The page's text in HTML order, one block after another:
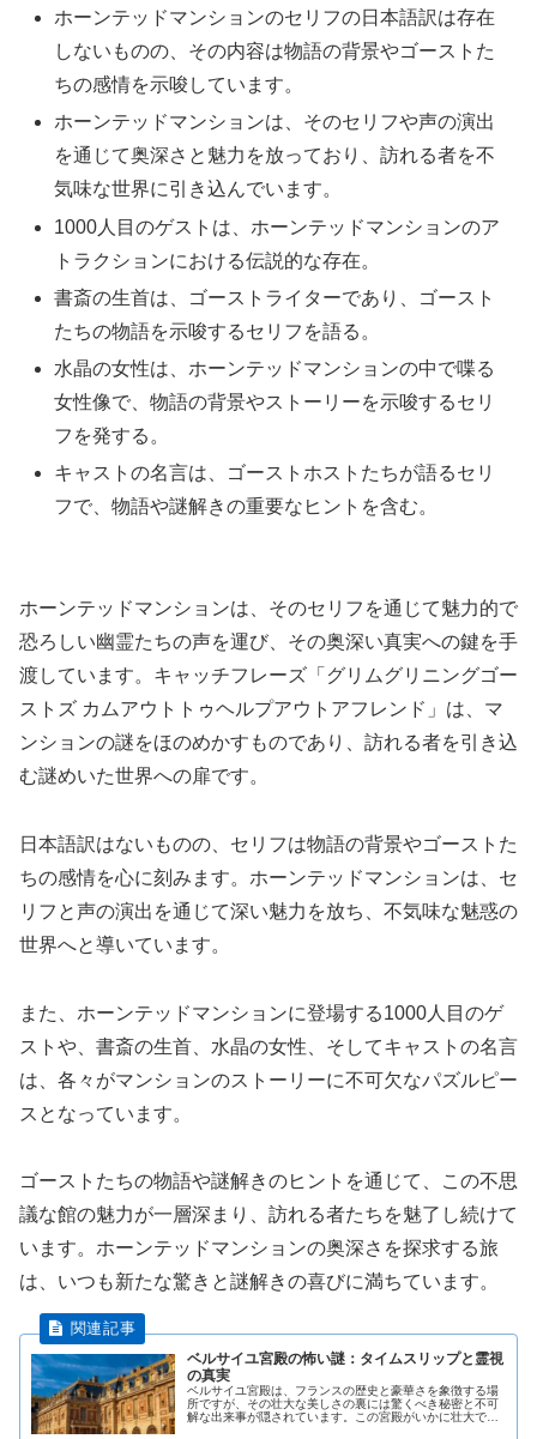
ホーンテッドマンションのセリフの日本語訳は存在
しないものの、その内容は物語の背景やゴーストた
ちの感情を示唆しています。
ホーンテッドマンションは、そのセリフや声の演出
を通じて奥深さと魅力を放っており、訪れる者を不
気味な世界に引き込んでいます。
1000人目のゲストは、ホーンテッドマンションのア
トラクションにおける伝説的な存在。
書斎の生首は、ゴーストライターであり、ゴースト
たちの物語を示唆するセリフを語る。
水晶の女性は、ホーンテッドマンションの中で喋る
女性像で、物語の背景やストーリーを示唆するセリ
フを発する。
キャストの名言は、ゴーストホストたちが語るセリ
フで、物語や謎解きの重要なヒントを含む。
ホーンテッドマンションは、そのセリフを通じて魅力的で
恐ろしい幽霊たちの声を運び、その奥深い真実への鍵を手
渡しています。キャッチフレーズ「グリムグリニングゴー
ストズ カムアウトトゥヘルプアウトアフレンド」は、マ
ンションの謎をほのめかすものであり、訪れる者を引き込
む謎めいた世界への扉です。
日本語訳はないものの、セリフは物語の背景やゴーストた
ちの感情を心に刻みます。ホーンテッドマンションは、セ
リフと声の演出を通じて深い魅力を放ち、不気味な魅惑の
世界へと導いています。
また、ホーンテッドマンションに登場する1000人目のゲ
ストや、書斎の生首、水晶の女性、そしてキャストの名言
は、各々がマンションのストーリーに不可欠なパズルピー
スとなっています。
ゴーストたちの物語や謎解きのヒントを通じて、この不思
議な館の魅力が一層深まり、訪れる者たちを魅了し続けて
います。ホーンテッドマンションの奥深さを探求する旅
は、いつも新たな驚きと謎解きの喜びに満ちています。
ベルサイユ宮殿の怖い謎：タイムスリップと霊視
の真実
ベルサイユ宮殿は、フランスの歴史と豪華さを象徴する場
所ですが、その壮大な美しさの裏には驚くべき秘密と不可
解な出来事が隠されています。この宮殿がいかに壮大で華